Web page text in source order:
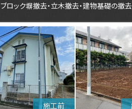
ブロック塀撤去・立木撤去・建物基礎の撤